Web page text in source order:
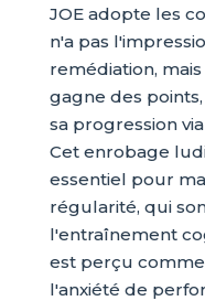
JOE adopte les
n'a pas
remédiation,
gagne des
sa progression
Cet enrobage
essentiel pour
régularité, qui
l'entraînement
est perçu
l'anxiété de